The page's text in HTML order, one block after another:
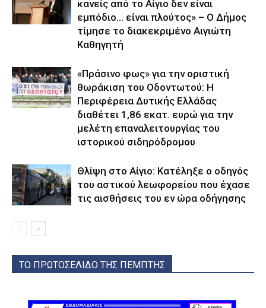
κανείς από το Αίγιο δεν είναι
εμπόδιο… είναι πλούτος» – O Δήμος
τίμησε το διακεκριμένο Αιγιώτη
Καθηγητή
«Πράσινο φως» για την οριστική
θωράκιση του Οδοντωτού: Η
Περιφέρεια Δυτικής Ελλάδας
διαθέτει 1,86 εκατ. ευρώ για την
μελέτη επαναλειτουργίας του
ιστορικού σιδηρόδρομου
Θλίψη στο Αίγιο: Κατέληξε ο οδηγός
του αστικού λεωφορείου που έχασε
τις αισθήσεις του εν ώρα οδήγησης
ΤΟ ΠΡΩΤΟΣΕΛΙΔΟ ΤΗΣ ΠΕΜΠΤΗΣ